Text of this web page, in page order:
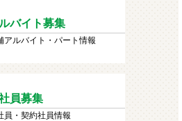
バイト募集
アルバイト・パート情報
員募集
員・契約社員情報